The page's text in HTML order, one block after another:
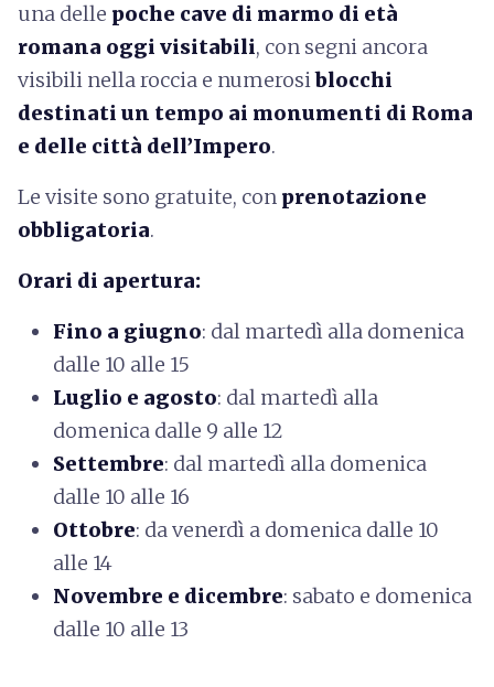
una delle poche cave di marmo di età
romana oggi visitabili, con segni ancora
visibili nella roccia e numerosiblocchi
destinati un tempo ai monumenti di Roma
e delle città dell’Impero.
Le visite sono gratuite, con prenotazione
obbligatoria.
Orari di apertura:
Fino a giugno: dal martedì alla domenica
dalle 10 alle 15
Luglio e agosto: dal martedì alla
domenica dalle 9 alle 12
Settembre: dal martedì alla domenica
dalle 10 alle 16
Ottobre: da venerdì a domenica dalle 10
alle 14
Novembre e dicembre: sabato e domenica
dalle 10 alle 13